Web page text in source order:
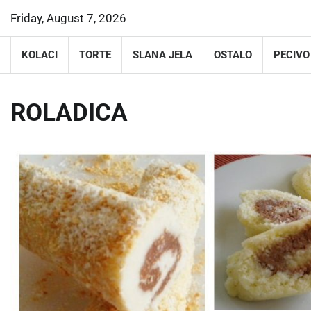
content
Friday, August 7, 2026
KOLACI TORTE SLANA JELA OSTALO PECIVO
ROLADICA